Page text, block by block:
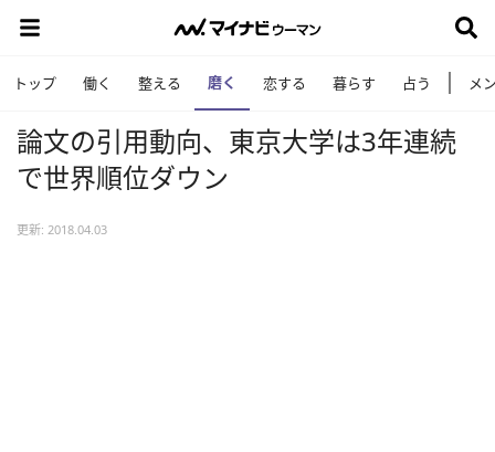
トップ 働く 整える 磨く 恋する 暮らす 占う メ
論文の引用動向、東京大学は3年連続
で世界順位ダウン
更新: 2018.04.03